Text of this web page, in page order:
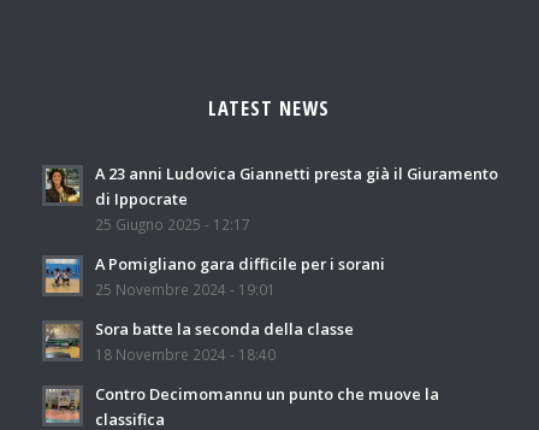
LATEST NEWS
A 23 anni Ludovica Giannetti presta già il Giuramento
di Ippocrate
25 Giugno 2025 - 12:17
A Pomigliano gara difficile per i sorani
25 Novembre 2024 - 19:01
Sora batte la seconda della classe
18 Novembre 2024 - 18:40
Contro Decimomannu un punto che muove la
classifica